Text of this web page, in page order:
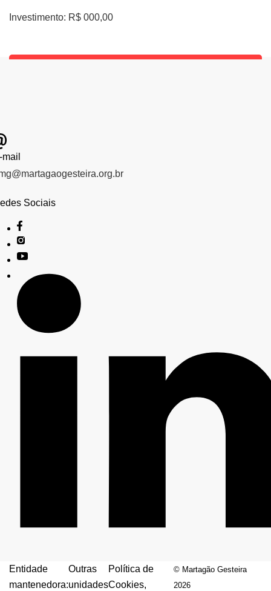
Investimento: R$ 000,00
Sociais
Entidade
mantenedora:
Outras
unidades
Política de
Cookies,
© Martagão Gesteira
2026